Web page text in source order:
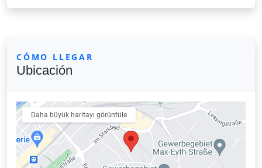
CÓMO LLEGAR
Ubicación